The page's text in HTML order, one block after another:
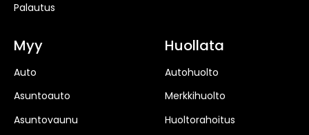
Palautus
Myy
Auto
Asuntoauto
Asuntovaunu
Huollata
Autohuolto
Merkkihuolto
Huoltorahoitus